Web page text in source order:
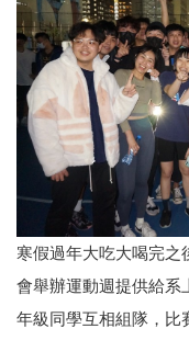
寒假過年大吃大喝完之
會舉辦運動週提供給系
年級同學互相組隊，比